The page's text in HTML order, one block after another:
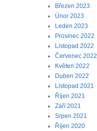
Březen 2023
Únor 2023
Leden 2023
Prosinec 2022
Listopad 2022
Červenec 2022
Květen 2022
Duben 2022
Listopad 2021
Říjen 2021
Září 2021
Srpen 2021
Říjen 2020